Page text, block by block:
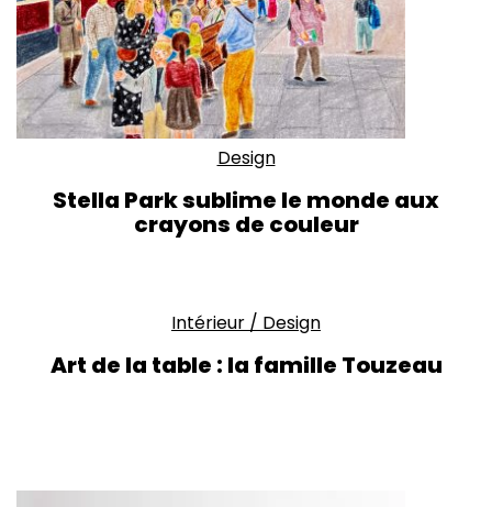
Design
Stella Park sublime le monde aux
crayons de couleur
Intérieur / Design
Art de la table : la famille Touzeau